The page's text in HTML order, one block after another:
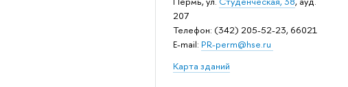
207
Телефон: (342) 205-52-23, 66021
E-mail: PR-perm@hse.ru
Карта зданий